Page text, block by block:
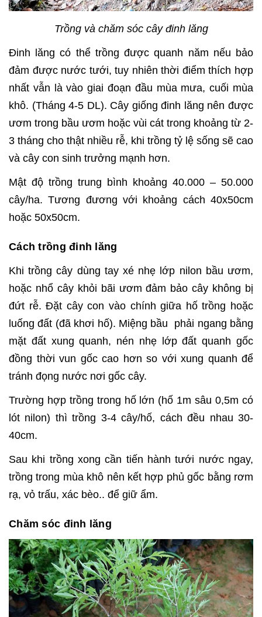
Trồng và chăm sóc cây đinh lăng
Đinh lăng có thể trồng được quanh năm nếu bảo
đảm được nước tưới, tuy nhiên thời điểm thích hợp
nhất vẫn là vào giai đoạn đầu mùa mưa, cuối mùa
khô. (Tháng 4-5 DL). Cây giống đinh lăng nên được
ươm trong bầu ươm hoặc vùi cát trong khoảng từ 2-
3 tháng cho thật nhiều rễ, khi trồng tỷ lệ sống sẽ cao
và cây con sinh trưởng mạnh hơn.
Mật độ trồng trung bình khoảng 40.000 – 50.000
cây/ha. Tương đương với khoảng cách 40x50cm
hoặc 50x50cm.
Cách trồng đinh lăng
Khi trồng cây dùng tay xé nhẹ lớp nilon bầu ươm,
hoặc nhổ cây khỏi bãi ươm đảm bảo cây không bị
đứt rễ. Đặt cây con vào chính giữa hố trồng hoặc
luống đất (đã khơi hố). Miệng bầu phải ngang bằng
mặt đất xung quanh, nén nhẹ lớp đất quanh gốc
đồng thời vun gốc cao hơn so với xung quanh để
tránh đọng nước nơi gốc cây.
Trường hợp trồng trong hố lớn (hố 1m sâu 0,5m có
lót nilon) thì trồng 3-4 cây/hố, cách đều nhau 30-
40cm.
Sau khi trồng xong cần tiến hành tưới nước ngay,
trồng trong mùa khô nên kết hợp phủ gốc bằng rơm
rạ, vỏ trấu, xác bèo.. để giữ ẩm.
Chăm sóc đinh lăng